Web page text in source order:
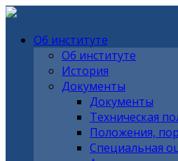
Об институте
Об институте
История
Документы
Документы
Техническая
Положения,
Специальная